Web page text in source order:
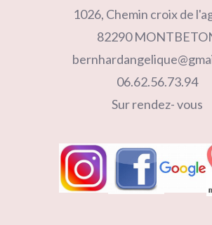
1026, Chemin croix de
82290
06.62.56.73.94
Sur rendez- vous